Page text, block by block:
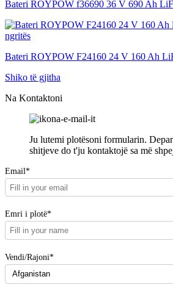
Bateri ROYPOW f36690 36 V 690 Ah
Bateri ROYPOW F24160 24 V 160 Ah
Shiko të gjitha
Na Kontaktoni
Ju lutemi plotësoni formularin.
shitjeve do t'ju kontaktojë sa më
Email*
Emri i plotë*
Vendi/Rajoni*